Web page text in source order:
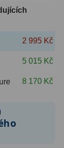
2 995 Kč
5 015 Kč
8 170 Kč